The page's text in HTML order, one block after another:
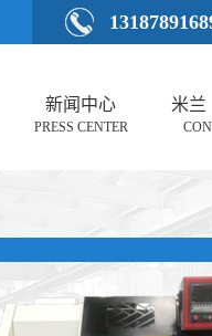
新闻中心
PRESS CENTER
米兰